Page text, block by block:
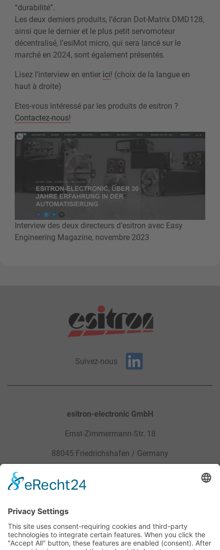
“durabilité”.
Les deux derniers produits, l’écran Dot-Matrix DMD128,
ainsi que le dernier et le plus petit servomoteur
décentralisé, l’esiMot micro, qui sera lancé sur le
marché en 2024, sont également présentés.
Lisez l’interview en entier ici! (choix de la langue en
haut à droite)
Etes-vous intéressé par les produits de esitron ?
Contactez-nous!
Interview des deux directeurs d’esitron avec Easy
Engineering Magazine, novembre 2023
Suivez-nous
esitron-electronic GmbH
Ernst-Zimmermann-Str. 18
88045 Friedrichshafen / Germany
Sitemap
Service
Carrière
CGV
Mentions légales